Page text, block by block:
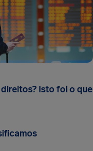
Isto foi o que